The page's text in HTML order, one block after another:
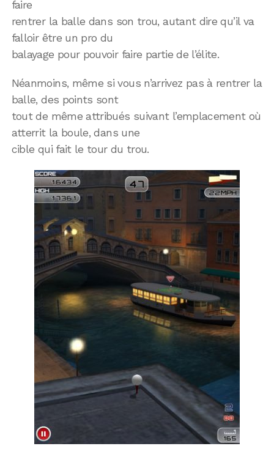
faire
rentrer la balle dans son trou, autant dire qu’il va
falloir être un pro du
balayage pour pouvoir faire partie de l’élite.
Néanmoins, même si vous n’arrivez pas à rentrer la
balle, des points sont
tout de même attribués suivant l’emplacement où
atterrit la boule, dans une
cible qui fait le tour du trou.